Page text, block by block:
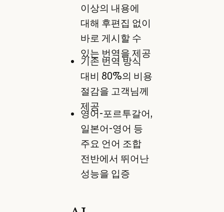
이상의 내용에
대해 후편집 없이
바로 게시할 수
있는 번역을 제공
기존 번역 방식
대비 80%의 비용
절감을 고객님께
제공
영어-포르투갈어,
일본어-영어 등
주요 언어 조합
전반에서 뛰어난
성능을 입증